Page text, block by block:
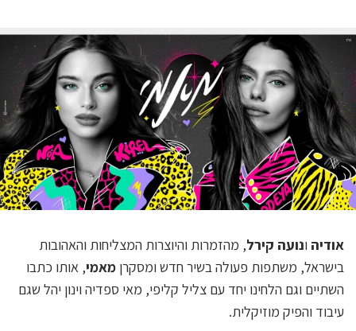
אודיה ונועה קירל, מהזמרות והיוצרות המצליחות והאהובות
בישראל, משתפות פעולה בשיר חדש ומסקרן מאמי, אותו כתבו
השתיים וגם הלחינו יחד עם צליל קליפי, מאי ספדיה וינון יהל שגם
עיבוד והפיק מוזיקלית.